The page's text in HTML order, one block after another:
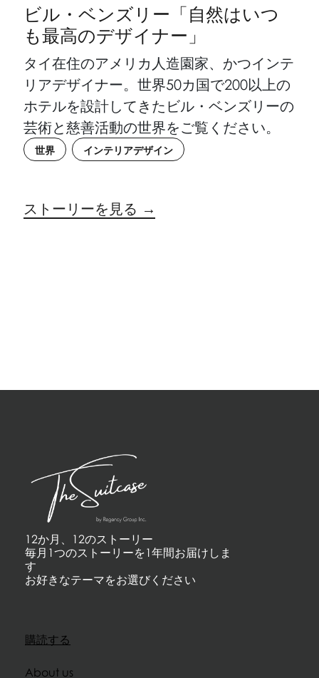
ビル・ベンズリー「自然はいつ
も最高のデザイナー」
タイ在住のアメリカ人造園家、かつインテ
リアデザイナー。世界50カ国で200以上の
ホテルを設計してきたビル・ベンズリーの
芸術と慈善活動の世界をご覧ください。
世界 インテリアデザイン
ストーリーを見る →
12か月、12のストーリー
毎月1つのストーリーを1年間お届けしま
す
お好きなテーマをお選びください
購読する
About us